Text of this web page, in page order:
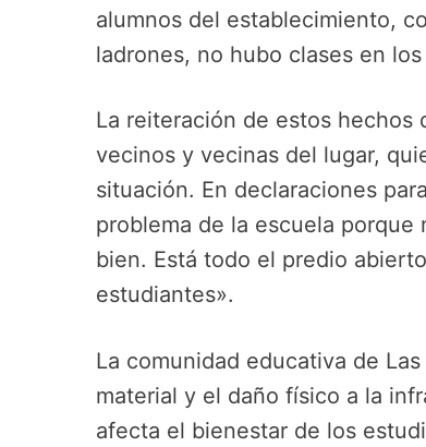
alumnos del establecimiento,
ladrones, no hubo clases en
La reiteración de estos hechos
vecinos y vecinas del lugar,
situación. En declaraciones
problema de la escuela
bien. Está todo el predio
estudiantes».
La comunidad educativa de
material y el daño físico a la
afecta el bienestar de los